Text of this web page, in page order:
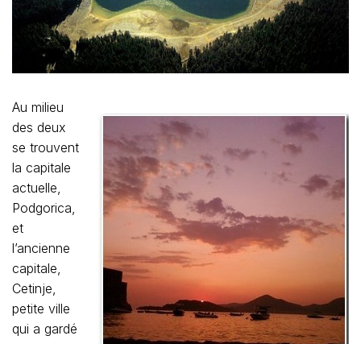
Au milieu
des deux
se trouvent
la capitale
actuelle,
Podgorica,
et
l’ancienne
capitale,
Cetinje,
petite ville
qui a gardé